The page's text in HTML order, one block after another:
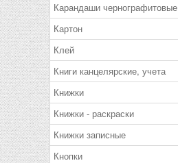
Карандаши чернографитовые
Картон
Клей
Книги канцелярские, учета
Книжки
Книжки - раскраски
Книжки записные
Кнопки